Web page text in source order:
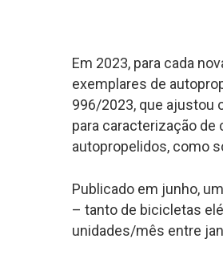
Em 2023, para cada
exemplares de
996/2023, que ajustou
para caracterização
autopropelidos, como
Publicado em junho,
– tanto de bicicletas
unidades/mês entre